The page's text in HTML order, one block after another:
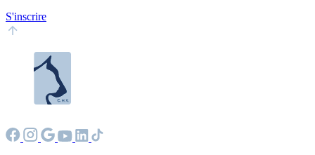
S'inscrire